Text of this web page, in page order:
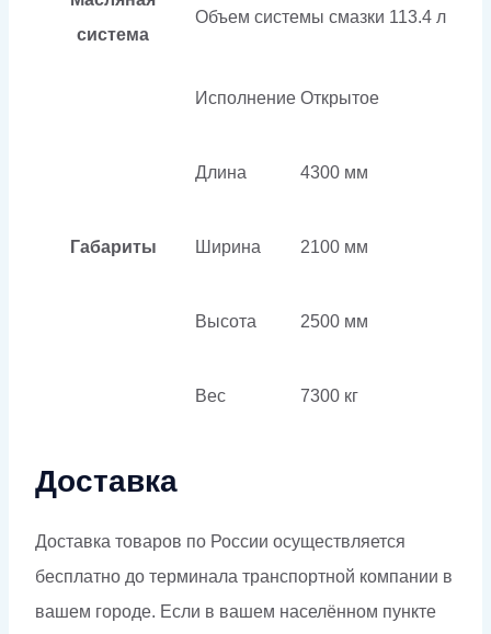
система
Объем системы смазки 113.4 л
Габариты
Исполнение Открытое
Длина 4300 мм
Ширина 2100 мм
Высота 2500 мм
Вес 7300 кг
Доставка
Доставка товаров по России осуществляется
бесплатно до терминала транспортной компании в
вашем городе. Если в вашем населённом пункте